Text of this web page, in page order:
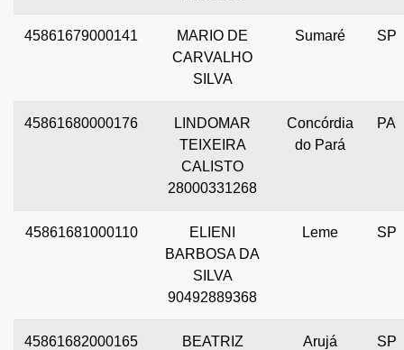
45861679000141
MARIO DE
CARVALHO
SILVA
Sumaré SP
45861680000176
LINDOMAR
TEIXEIRA
CALISTO
28000331268
Concórdia
do Pará
PA
45861681000110
ELIENI
BARBOSA DA
SILVA
90492889368
Leme SP
45861682000165
BEATRIZ
Arujá SP